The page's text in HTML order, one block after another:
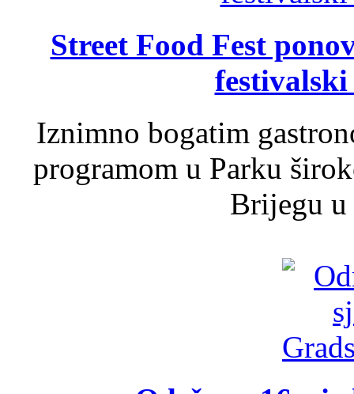
Street Food Fest
Iznimno bogatim
programom u Parku
Brijegu u